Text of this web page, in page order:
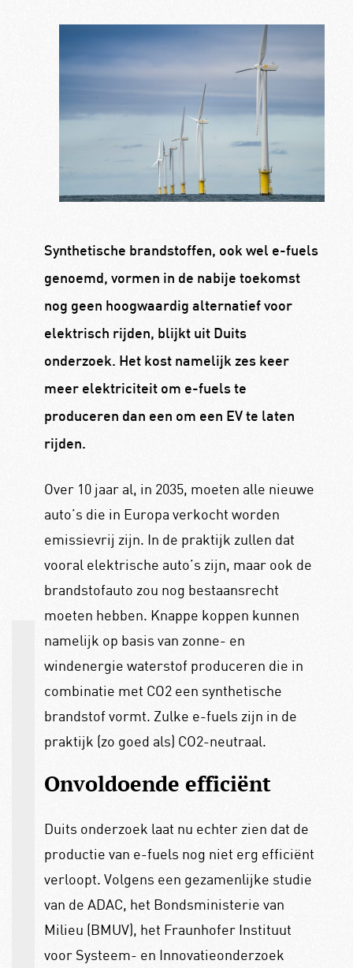
Synthetische brandstoffen, ook wel e-fuels
genoemd, vormen in de nabije toekomst
nog geen hoogwaardig alternatief voor
elektrisch rijden, blijkt uit Duits
onderzoek. Het kost namelijk zes keer
meer elektriciteit om e-fuels te
produceren dan een om een EV te laten
rijden.
Over 10 jaar al, in 2035, moeten alle nieuwe
auto’s die in Europa verkocht worden
emissievrij zijn. In de praktijk zullen dat
vooral elektrische auto’s zijn, maar ook de
brandstofauto zou nog bestaansrecht
moeten hebben. Knappe koppen kunnen
namelijk op basis van zonne- en
windenergie waterstof produceren die in
combinatie met CO2 een synthetische
brandstof vormt. Zulke e-fuels zijn in de
praktijk (zo goed als) CO2-neutraal.
Onvoldoende efficiënt
Duits onderzoek laat nu echter zien dat de
productie van e-fuels nog niet erg efficiënt
verloopt. Volgens een gezamenlijke studie
van de ADAC, het Bondsministerie van
Milieu (BMUV), het Fraunhofer Instituut
voor Systeem- en Innovatieonderzoek